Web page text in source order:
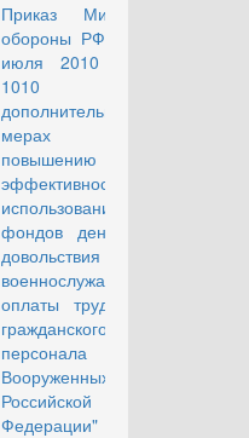
Приказ Министра
обороны РФ от 26
июля 2010 г. №
1010 "О
дополнительных
мерах по
повышению
эффективности
использования
фондов денежного
довольствия
военнослужащих и
оплаты труда лиц
гражданского
персонала
Вооруженных Сил
Российской
Федерации"